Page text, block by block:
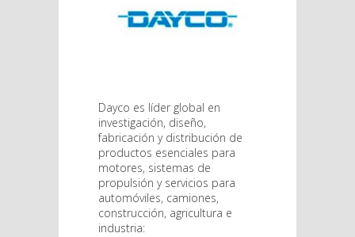
Dayco es líder global en
investigación, diseño,
fabricación y distribución de
productos esenciales para
motores, sistemas de
propulsión y servicios para
automóviles, camiones,
construcción, agricultura e
industria: